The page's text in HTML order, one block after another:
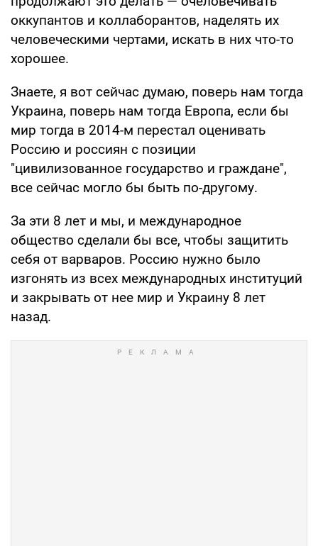
оккупантов и коллаборантов, наделять их
человеческими чертами, искать в них что-то
хорошее.
Знаете, я вот сейчас думаю, поверь нам тогда
Украина, поверь нам тогда Европа, если бы
мир тогда в 2014-м перестал оценивать
Россию и россиян с позиции
"цивилизованное государство и граждане",
все сейчас могло бы быть по-другому.
За эти 8 лет и мы, и международное
общество сделали бы все, чтобы защитить
себя от варваров. Россию нужно было
изгонять из всех международных институций
и закрывать от нее мир и Украину 8 лет
назад.